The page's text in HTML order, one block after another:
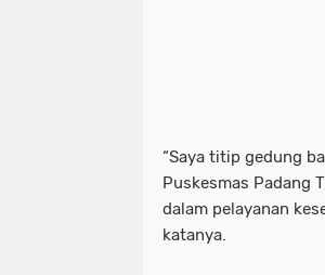
“Saya titip gedung
Puskesmas Padang
dalam pelayanan
katanya.